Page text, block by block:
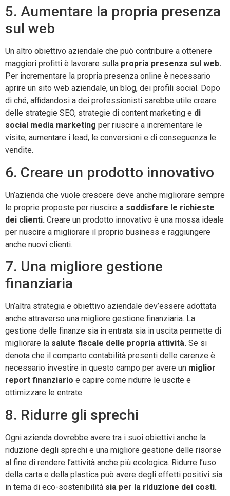
5. Aumentare la propria presenza
sul web
Un altro obiettivo aziendale che può contribuire a ottenere
maggiori profitti è lavorare sulla propria presenza sul web.
Per incrementare la propria presenza online è necessario
aprire un sito web aziendale, un blog, dei profili social. Dopo
di ché, affidandosi a dei professionisti sarebbe utile creare
delle strategie SEO, strategie di content marketing e di
social media marketing per riuscire a incrementare le
visite, aumentare i lead, le conversioni e di conseguenza le
vendite.
6. Creare un prodotto innovativo
Un’azienda che vuole crescere deve anche migliorare sempre
le proprie proposte per riuscire a soddisfare le richieste
dei clienti. Creare un prodotto innovativo è una mossa ideale
per riuscire a migliorare il proprio business e raggiungere
anche nuovi clienti.
7. Una migliore gestione
finanziaria
Un’altra strategia e obiettivo aziendale dev’essere adottata
anche attraverso una migliore gestione finanziaria. La
gestione delle finanze sia in entrata sia in uscita permette di
migliorare la salute fiscale delle propria attività. Se si
denota che il comparto contabilità presenti delle carenze è
necessario investire in questo campo per avere un miglior
report finanziario e capire come ridurre le uscite e
ottimizzare le entrate.
8. Ridurre gli sprechi
Ogni azienda dovrebbe avere tra i suoi obiettivi anche la
riduzione degli sprechi e una migliore gestione delle risorse
al fine di rendere l’attività anche più ecologica. Ridurre l’uso
della carta e della plastica può avere degli effetti positivi sia
in tema di eco-sostenibilità sia per la riduzione dei costi.